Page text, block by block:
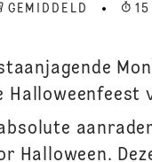
GEMIDDELD
Halloweenfeest
Halloween.